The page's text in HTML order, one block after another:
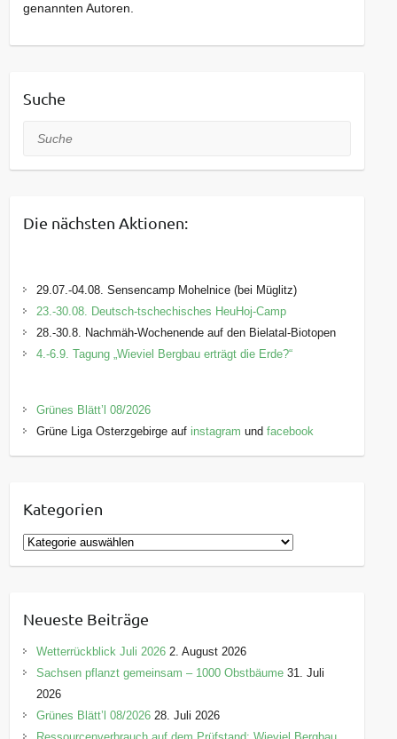
genannten Autoren.
Suche
Suche
Die nächsten Aktionen:
29.07.-04.08. Sensencamp Mohelnice (bei Müglitz)
23.-30.08. Deutsch-tschechisches HeuHoj-Camp
28.-30.8. Nachmäh-Wochenende auf den Bielatal-Biotopen
4.-6.9. Tagung „Wieviel Bergbau erträgt die Erde?“
Grünes Blätt’l 08/2026
Grüne Liga Osterzgebirge auf instagram undfacebook
Kategorien
K
a
g
o
r
e
n
Neueste Beiträge
Wetterrückblick Juli 2026 2. August 2026
Sachsen pflanzt gemeinsam – 1000 Obstbäume 31. Juli
2026
Grünes Blätt’l 08/2026 28. Juli 2026